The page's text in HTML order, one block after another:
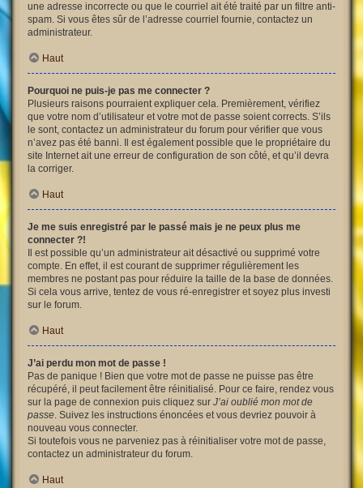
une adresse incorrecte ou que le courriel ait été traité par un filtre anti-
spam. Si vous êtes sûr de l’adresse courriel fournie, contactez un
administrateur.
Haut
Pourquoi ne puis-je pas me connecter ?
Plusieurs raisons pourraient expliquer cela. Premièrement, vérifiez
que votre nom d’utilisateur et votre mot de passe soient corrects. S’ils
le sont, contactez un administrateur du forum pour vérifier que vous
n’avez pas été banni. Il est également possible que le propriétaire du
site Internet ait une erreur de configuration de son côté, et qu’il devra
la corriger.
Haut
Je me suis enregistré par le passé mais je ne peux plus me
connecter ?!
Il est possible qu’un administrateur ait désactivé ou supprimé votre
compte. En effet, il est courant de supprimer régulièrement les
membres ne postant pas pour réduire la taille de la base de données.
Si cela vous arrive, tentez de vous ré-enregistrer et soyez plus investi
sur le forum.
Haut
J’ai perdu mon mot de passe !
Pas de panique ! Bien que votre mot de passe ne puisse pas être
récupéré, il peut facilement être réinitialisé. Pour ce faire, rendez vous
sur la page de connexion puis cliquez sur J’ai oublié mon mot de
passe. Suivez les instructions énoncées et vous devriez pouvoir à
nouveau vous connecter.
Si toutefois vous ne parveniez pas à réinitialiser votre mot de passe,
contactez un administrateur du forum.
Haut